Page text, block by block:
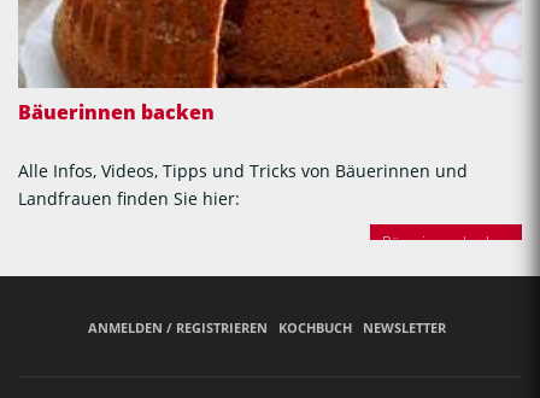
Bäuerinnen backen
Alle Infos, Videos, Tipps und Tricks von Bäuerinnen und
Landfrauen finden Sie hier:
Bäuerinnen backen
ANMELDEN / REGISTRIEREN KOCHBUCH NEWSLETTER